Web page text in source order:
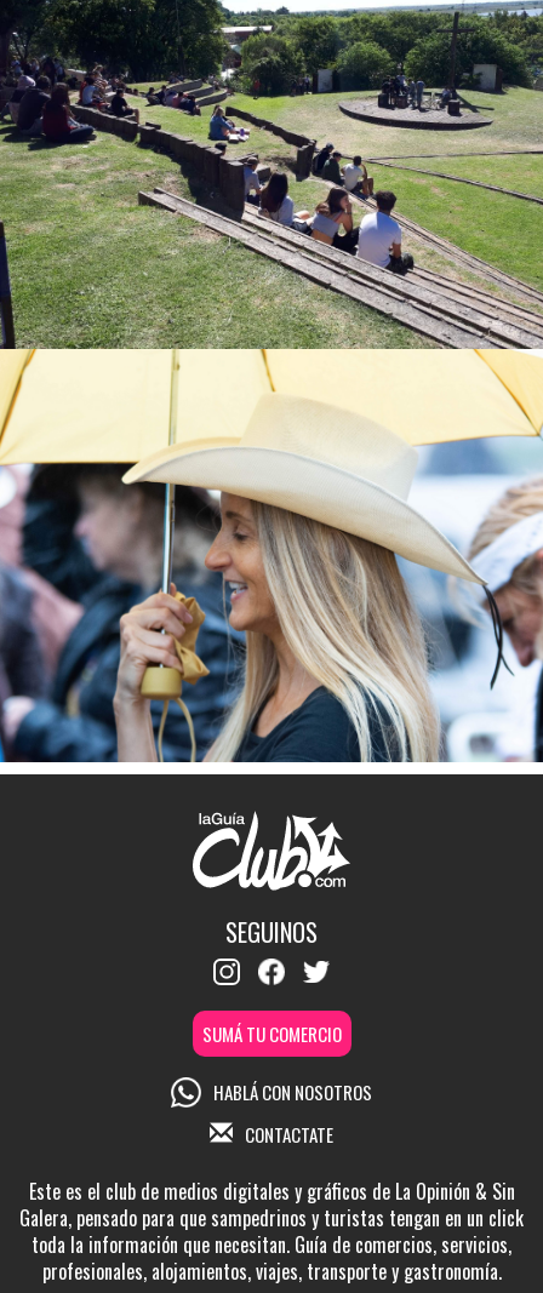
SEGUINOS
SUMÁ TU COMERCIO
HABLÁ CON NOSOTROS
CONTACTATE
Este es el club de medios digitales y gráficos de La Opinión & Sin
Galera, pensado para que sampedrinos y turistas tengan en un click
toda la información que necesitan. Guía de comercios, servicios,
profesionales, alojamientos, viajes, transporte y gastronomía.